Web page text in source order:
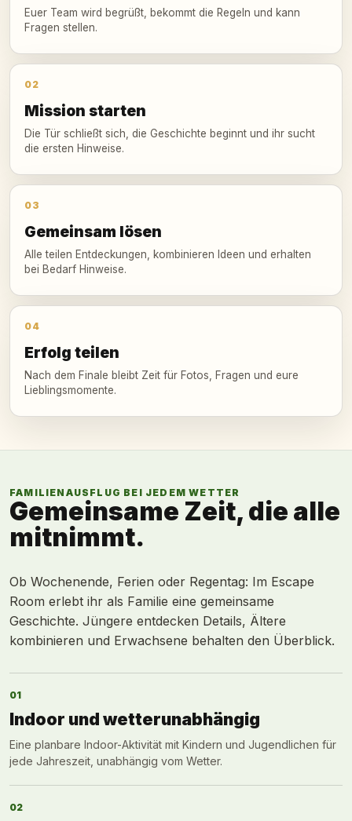
Euer Team wird begrüßt, bekommt die Regeln und kann
Fragen stellen.
02
Mission starten
Die Tür schließt sich, die Geschichte beginnt und ihr sucht
die ersten Hinweise.
03
Gemeinsam lösen
Alle teilen Entdeckungen, kombinieren Ideen und erhalten
bei Bedarf Hinweise.
04
Erfolg teilen
Nach dem Finale bleibt Zeit für Fotos, Fragen und eure
Lieblingsmomente.
FAMILIENAUSFLUG BEI JEDEM WETTER
Gemeinsame Zeit, die alle
mitnimmt.
Ob Wochenende, Ferien oder Regentag: Im Escape
Room erlebt ihr als Familie eine gemeinsame
Geschichte. Jüngere entdecken Details, Ältere
kombinieren und Erwachsene behalten den Überblick.
01
Indoor und wetterunabhängig
Eine planbare Indoor-Aktivität mit Kindern und Jugendlichen für
jede Jahreszeit, unabhängig vom Wetter.
02